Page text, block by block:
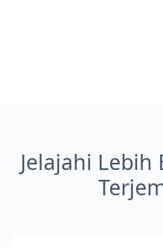
Jelajahi Lebih